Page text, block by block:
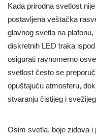
Kada prirodna svetlost
postavljena veštačka
glavnog svetla na
diskretnih LED traka
osigurati ravnomerno
svetlost često se
opuštajuću atmosferu,
stvaranju čistijeg i
Osim svetla, boje zidova i